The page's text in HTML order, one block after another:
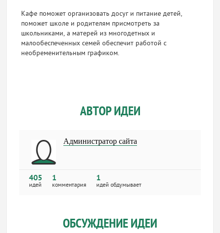
Кафе поможет организовать досуг и питание детей,
поможет школе и родителям присмотреть за
школьниками, а матерей из многодетных и
малообеспеченных семей обеспечит работой с
необременительным графиком.
АВТОР ИДЕИ
Администратор сайта
405
идей
1
комментария
1
идей обдумывает
ОБСУЖДЕНИЕ ИДЕИ